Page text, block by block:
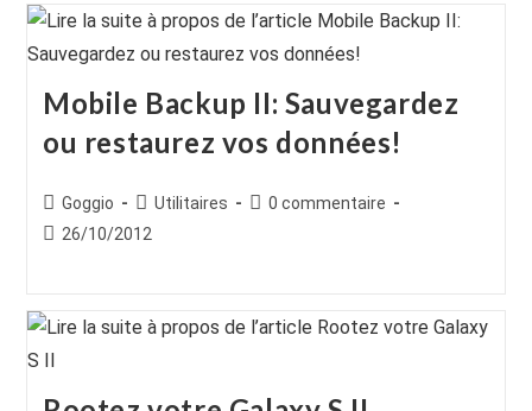
Mobile Backup II: Sauvegardez
ou restaurez vos données!
Auteur/autrice
de
Goggio
Post
category:
Utilitaires
Commentaires
0 commentaire
Publication
26/10/2012